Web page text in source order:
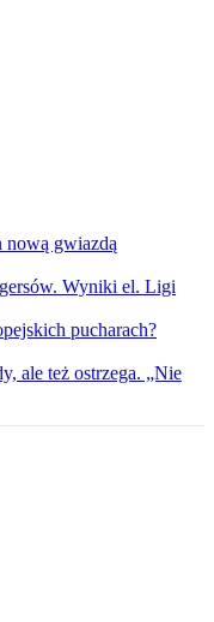
nową gwiazdą
Wyniki el. Ligi
pucharach?
ale też ostrzega. „Nie